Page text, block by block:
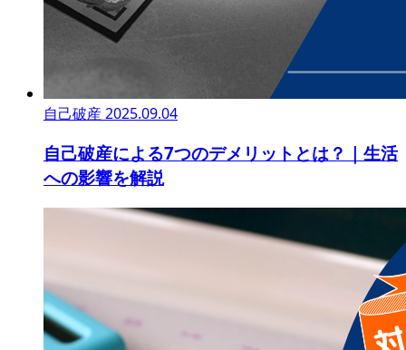
自己破産2025.09.04
自己破産による7つのデメリットとは？｜生活
への影響を解説